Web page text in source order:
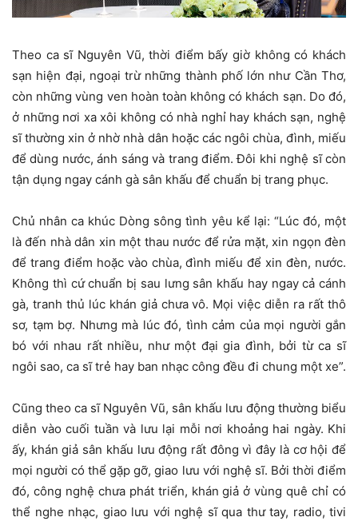
Theo ca sĩ Nguyên Vũ, thời điểm bấy giờ không có khách
sạn hiện đại, ngoại trừ những thành phố lớn như Cần Thơ,
còn những vùng ven hoàn toàn không có khách sạn. Do đó,
ở những nơi xa xôi không có nhà nghỉ hay khách sạn, nghệ
sĩ thường xin ở nhờ nhà dân hoặc các ngôi chùa, đình, miếu
để dùng nước, ánh sáng và trang điểm. Đôi khi nghệ sĩ còn
tận dụng ngay cánh gà sân khấu để chuẩn bị trang phục.
Chủ nhân ca khúc Dòng sông tình yêu kể lại: “Lúc đó, một
là đến nhà dân xin một thau nước để rửa mặt, xin ngọn đèn
để trang điểm hoặc vào chùa, đình miếu để xin đèn, nước.
Không thì cứ chuẩn bị sau lưng sân khấu hay ngay cả cánh
gà, tranh thủ lúc khán giả chưa vô. Mọi việc diễn ra rất thô
sơ, tạm bợ. Nhưng mà lúc đó, tình cảm của mọi người gắn
bó với nhau rất nhiều, như một đại gia đình, bởi từ ca sĩ
ngôi sao, ca sĩ trẻ hay ban nhạc công đều đi chung một xe”.
Cũng theo ca sĩ Nguyên Vũ, sân khấu lưu động thường biểu
diễn vào cuối tuần và lưu lại mỗi nơi khoảng hai ngày. Khi
ấy, khán giả sân khấu lưu động rất đông vì đây là cơ hội để
mọi người có thể gặp gỡ, giao lưu với nghệ sĩ. Bởi thời điểm
đó, công nghệ chưa phát triển, khán giả ở vùng quê chỉ có
thể nghe nhạc, giao lưu với nghệ sĩ qua thư tay, radio, tivi